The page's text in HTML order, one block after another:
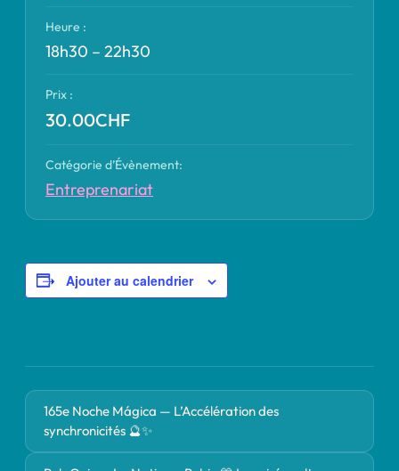
Ajouter au calendrier
Heure :
18h30 – 22h30
Prix :
30.00CHF
Catégorie d’Évènement:
Entreprenariat
165e Noche Mágica — L’Accélération des
synchronicités 🔮✨